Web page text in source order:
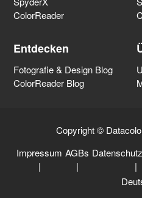
ColorReader
Entdecken
Fotografie & Design Blog
ColorReader Blog
Copyright ©
Impressum
|
AGBs
|
|